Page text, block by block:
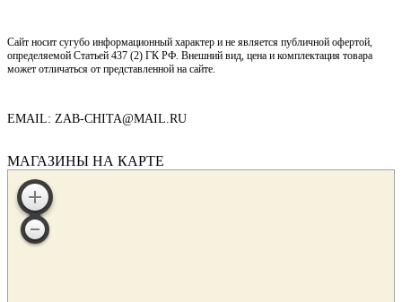
Сайт носит сугубо информационный характер и не является публичной офертой,
определяемой Статьей 437 (2) ГК РФ. Внешний вид, цена и комплектация товара
может отличаться от представленной на сайте.
EMAIL: ZAB-CHITA@MAIL.RU
МАГАЗИНЫ НА КАРТЕ